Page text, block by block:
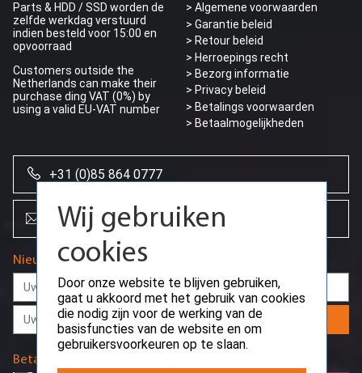
Parts & HDD / SSD worden de
zelfde werkdag verstuurd
indien besteld voor 15:00 en
opvoorraad
Customers outside the
Netherlands can make their
purchase ding VAT (0%) by
using a valid EU-VAT number
> Algemene voorwaarden
> Garantie beleid
> Retour beleid
> Herroepings recht
> Bezorg informatie
> Privacy beleid
> Betalings voorwaarden
> Betaalmogelijkheden
+31 (0)85 864 0777
info@creoserver.com
Nieuwsbrief
Betaalmethodes
Wij gebruiken
cookies
Door onze website te blijven gebruiken,
gaat u akkoord met het gebruik van cookies
die nodig zijn voor de werking van de
basisfuncties van de website en om
gebruikersvoorkeuren op te slaan.